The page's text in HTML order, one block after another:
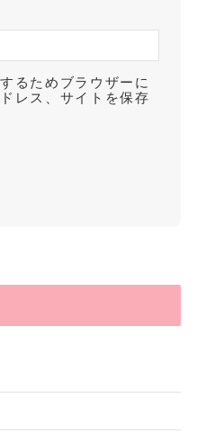
るためブラウザーに
レス、サイトを保存